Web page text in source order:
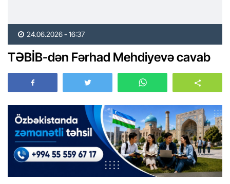
24.06.2026 - 16:37
TƏBİB-dən Fərhad Mehdiyevə cavab